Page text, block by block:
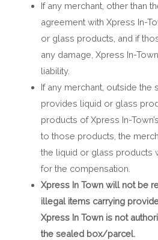
If any merchant, other than
agreement with Xpress In-
or glass products, and if
any damage, Xpress In-
liability.
If any merchant, outside the
provides liquid or glass
products of Xpress In-
to those products, the
the liquid or glass products
for the compensation.
Xpress In Town will not be
illegal items carrying
Xpress In Town is not
the sealed box/parcel.